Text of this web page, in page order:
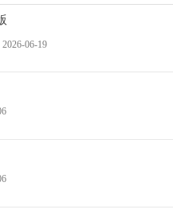
2026-06-19